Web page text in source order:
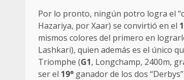
Por lo pronto, ningún potro logra el
Hazariya, por Xaar) se convirtió en el
mismos colores del primero en
Lashkari), quien además es el único
Triomphe (G1, Longchamp, 2400m,
ser el 19° ganador de los dos “Derbys”.